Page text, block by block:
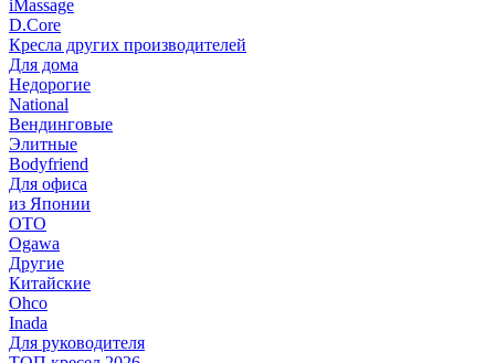
iMassage
D.Core
Кресла других производителей
Для дома
Недорогие
National
Вендинговые
Элитные
Bodyfriend
Для офиса
из Японии
OTO
Ogawa
Другие
Китайские
Ohco
Inada
Для руководителя